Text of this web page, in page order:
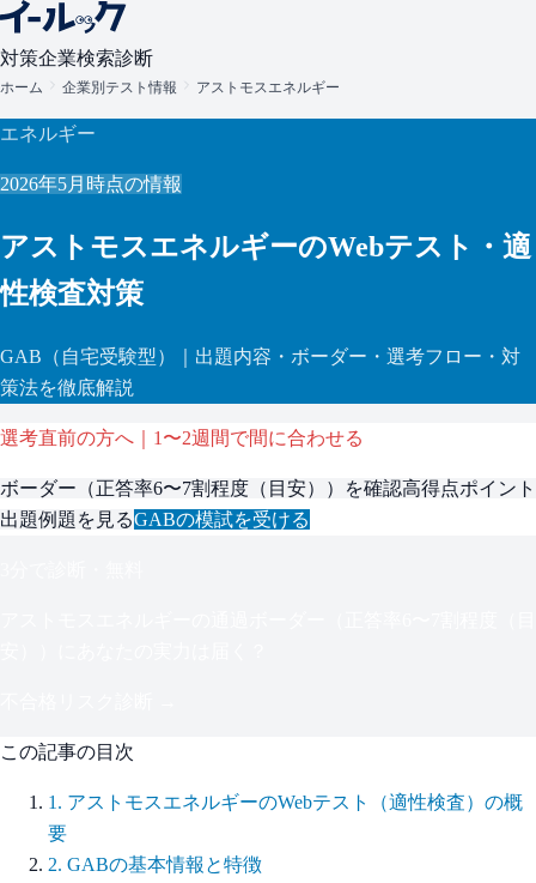
対策企業検索診断
ホーム 企業別テスト情報 アストモスエネルギー
エネルギー
2026年5月 時点の情報
アストモスエネルギーのWebテスト・適
性検査対策
GAB （自宅受験型）
｜出題内容・ボーダー・選考フロー・対
策法を徹底解説
選考直前の方へ｜1〜2週間で間に合わせる
ボーダー（正答率6〜7割程度（目安） ）を確認高得点ポイント
出題例題を見るGABの模試を受ける
この記事の目次
1 . アストモスエネルギーのWebテスト（適性検査）の概
要
2. GABの基本情報と特徴